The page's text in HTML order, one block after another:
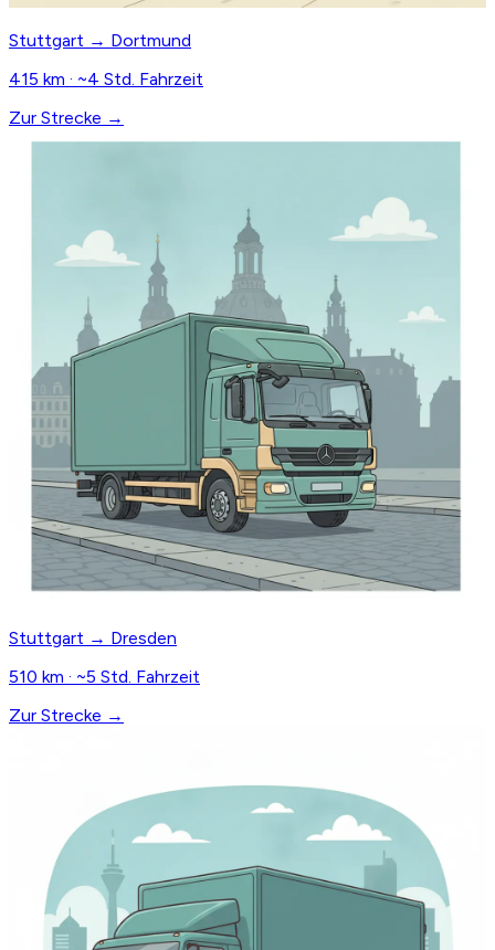
Stuttgart → Dortmund
415 km · ~4 Std. Fahrzeit
Zur Strecke →
Stuttgart → Dresden
510 km · ~5 Std. Fahrzeit
Zur Strecke →